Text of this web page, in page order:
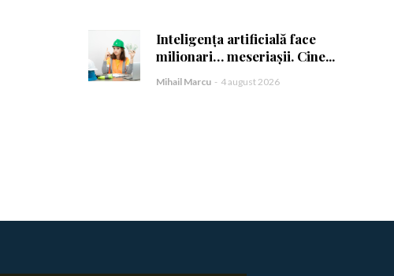
Inteligența artificială face
milionari… meseriașii. Cine...
Mihail Marcu - 4 august 2026